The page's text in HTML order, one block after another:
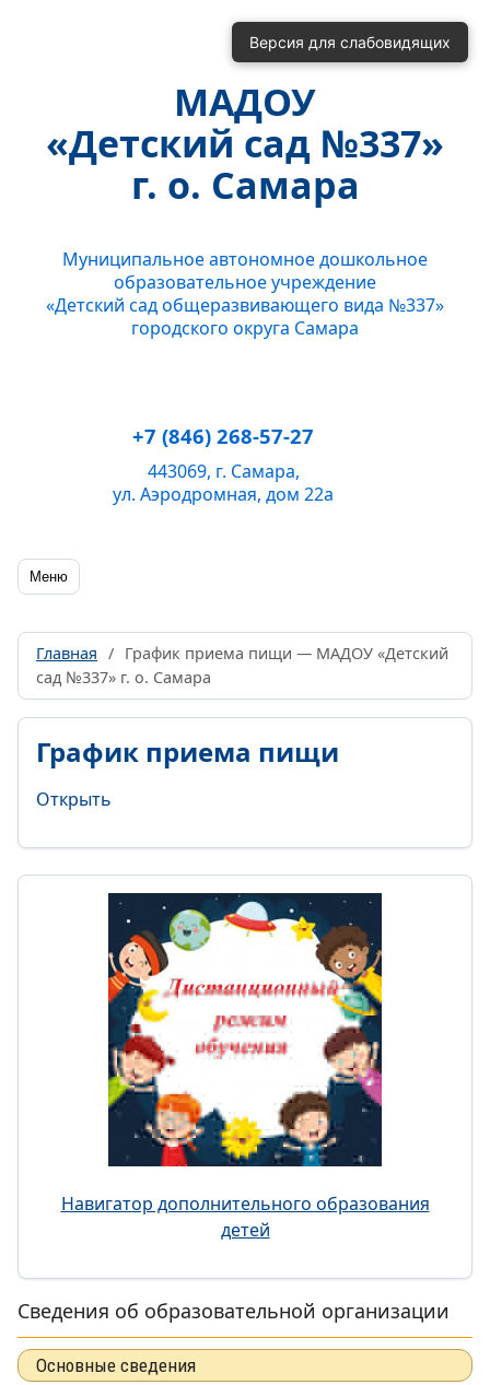
МАДОУ
«Детский сад №337»
г. о. Самара
Муниципальное автономное дошкольное
образовательное учреждение
«Детский сад общеразвивающего вида №337»
городского округа Самара
+7 (846) 268-57-27
443069, г. Самара,
ул. Аэродромная, дом 22а
Меню
Главная / График приема пищи — МАДОУ «Детский
сад №337» г. о. Самара
Навигатор дополнительного образования
детей
Сведения об образовательной организации
Основные сведения
График приема пищи
Открыть
Версия для слабовидящих
Монохромные изображения
Отключить Flash
Стандартный Средний Большой
Интервал
Полуторный Двойной
Без засечек С засечками
Нормально